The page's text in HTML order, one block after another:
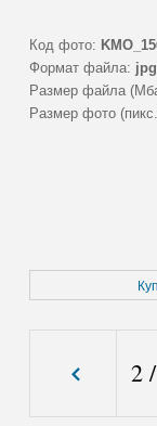
Код фото:
Формат файла: jpg
Размер файла
Размер фото
2 /